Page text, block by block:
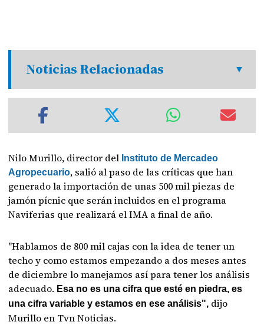
Noticias Relacionadas
Nilo Murillo, director del Instituto de Mercadeo
Agropecuario, salió al paso de las críticas que han
generado la importación de unas 500 mil piezas de
jamón pícnic que serán incluidos en el programa
Naviferias que realizará el IMA a final de año.
"Hablamos de 800 mil cajas con la idea de tener un
techo y como estamos empezando a dos meses antes
de diciembre lo manejamos así para tener los análisis
adecuado. Esa no es una cifra que esté en piedra, es
una cifra variable y estamos en ese análisis", dijo
Murillo en Tvn Noticias.